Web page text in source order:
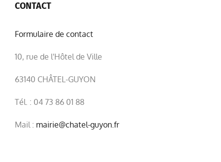
CONTACT
Formulaire de contact
10, rue de l'Hôtel de Ville
63140 CHÂTEL-GUYON
Tél. : 04 73 86 01 88
Mail : mairie@chatel-guyon.fr